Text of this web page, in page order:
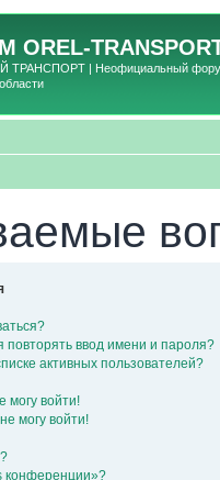
OREL-
| Неофициальный форум
повторять ввод имени и пароля?
активных пользователей?
могу войти!
могу войти!
конференции»?